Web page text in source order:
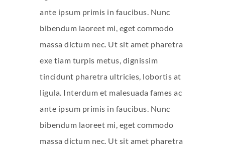
ante ipsum primis in faucibus. Nunc
bibendum laoreet mi, eget commodo
massa dictum nec. Ut sit amet pharetra
exe tiam turpis metus, dignissim
tincidunt pharetra ultricies, lobortis at
ligula. Interdum et malesuada fames ac
ante ipsum primis in faucibus. Nunc
bibendum laoreet mi, eget commodo
massa dictum nec. Ut sit amet pharetra